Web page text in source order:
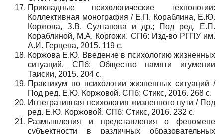
Прикладные психологические технологии:
Коллективная монография / Е.П. Кораблина, Е.Ю.
Коржова, З.В. Султанова и др.; Под ред. Е.П.
Кораблиной, М.А. Коргожи. СПб: Изд-во РГПУ им.
А.И. Герцена, 2015. 119 с.
Коржова Е.Ю. Введение в психологию жизненных
ситуаций. СПб: Общество памяти игумении
Таисии, 2015. 204 с.
Практикум по психологии жизненных ситуаций /
Под ред. Е.Ю. Коржовой. СПб: Стикс, 2016. 268 с.
Интегративная психология жизненного пути / Под
ред. Е.Ю. Коржовой. СПб: Стикс, 2016. 232 с.
Размышления и представления о феномене
субъектности в различных образовательных